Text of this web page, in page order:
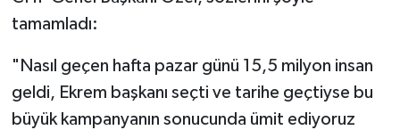
tamamladı:
"Nasıl geçen hafta pazar günü 15,5 milyon insan
geldi, Ekrem başkanı seçti ve tarihe geçtiyse bu
büyük kampanyanın sonucunda ümit ediyoruz